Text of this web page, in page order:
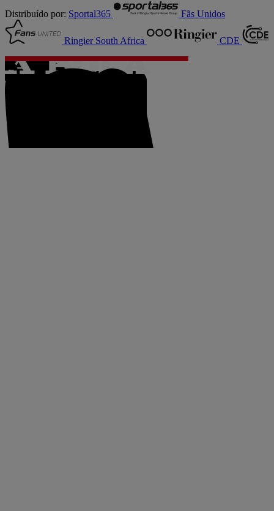
Distribuído por: Sportal365 Fãs Unidos
Ringier South Africa CDE